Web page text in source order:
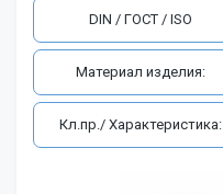
DIN / ГОСТ / ISO
Материал изделия:
Кл.пр./ Характеристика: